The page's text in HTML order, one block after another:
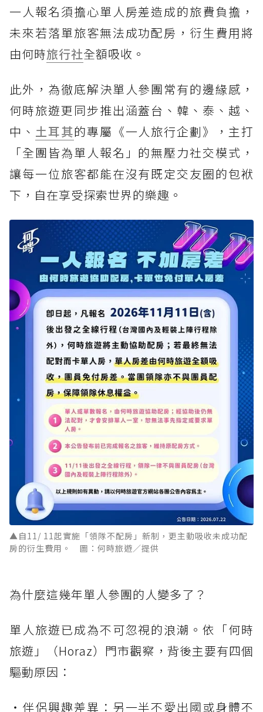
一人報名須擔心單人房差造成的旅費負擔，
未來若落單旅客無法成功配房，衍生費用將
由何時旅行社全額吸收。
此外，為徹底解決單人參團常有的邊緣感，
何時旅遊更同步推出涵蓋台、韓、泰、越、
中、 土耳其的專屬《一人旅行企劃》，主打
「全團皆為單人報名」的無壓力社交模式，
讓每一位旅客都能在沒有既定交友圈的包袱
下，自在享受探索世界的樂趣。
▲自11/ 11起實施「領隊不配房」新制，更主動吸收未成功配
房的衍生費用。 圖：何時旅遊／提供
為什麼這幾年單人參團的人變多了？
單人旅遊已成為不可忽視的浪潮。依「何時
旅遊」（Horaz）門市觀察，背後主要有四個
驅動原因：
・伴侶興趣差異：另一半不愛出國或身體不